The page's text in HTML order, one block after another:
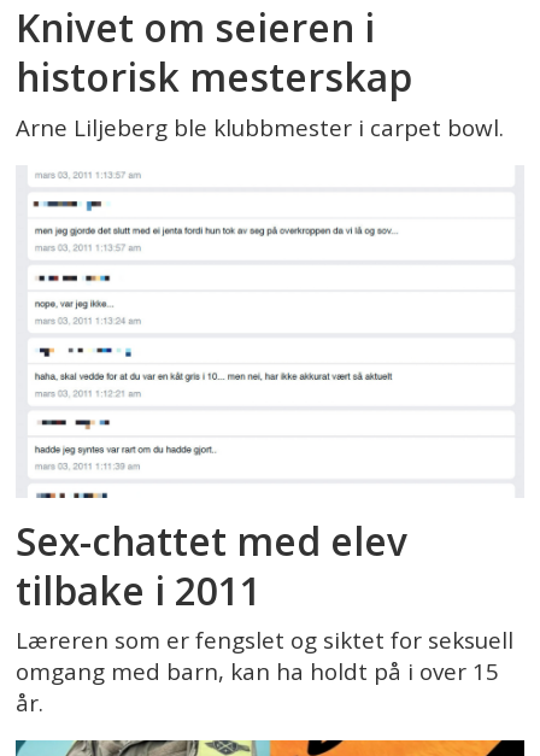
Knivet om seieren i
historisk mesterskap
Arne Liljeberg ble klubbmester i carpet bowl.
Sex-chattet med elev
tilbake i 2011
Læreren som er fengslet og siktet for seksuell
omgang med barn, kan ha holdt på i over 15
år.